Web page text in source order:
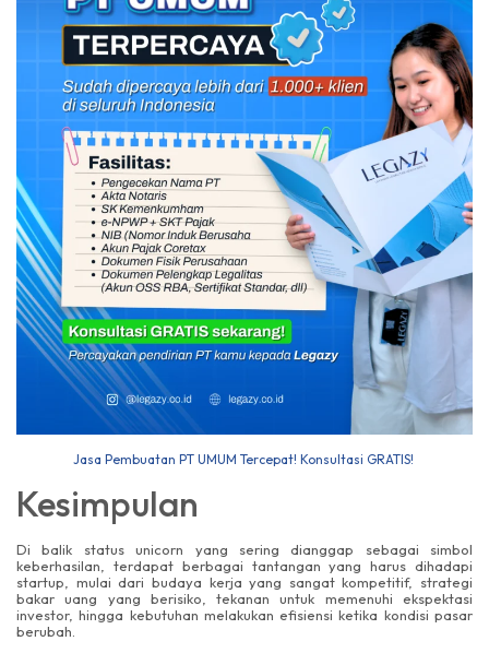
Jasa Pembuatan PT UMUM Tercepat! Konsultasi GRATIS!
Kesimpulan
Di balik status unicorn yang sering dianggap sebagai simbol
keberhasilan, terdapat berbagai tantangan yang harus dihadapi
startup, mulai dari budaya kerja yang sangat kompetitif, strategi
bakar uang yang berisiko, tekanan untuk memenuhi ekspektasi
investor, hingga kebutuhan melakukan efisiensi ketika kondisi pasar
berubah.